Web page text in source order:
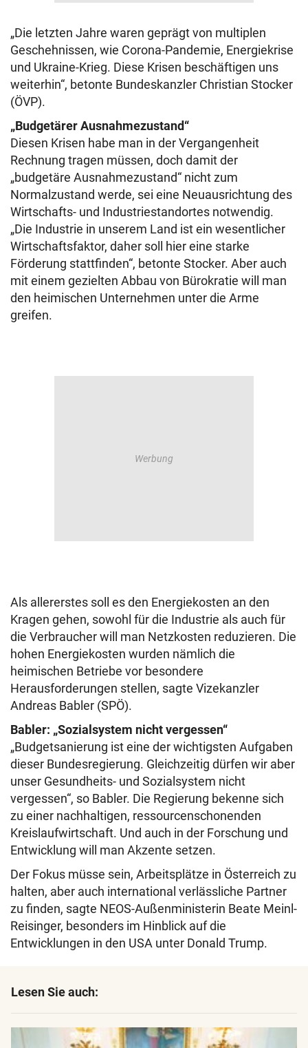
„Die letzten Jahre waren geprägt von multiplen
Geschehnissen, wie Corona-Pandemie, Energiekrise
und Ukraine-Krieg. Diese Krisen beschäftigen uns
weiterhin“, betonte Bundeskanzler Christian Stocker
(ÖVP).
„Budgetärer Ausnahmezustand“
Diesen Krisen habe man in der Vergangenheit
Rechnung tragen müssen, doch damit der
„budgetäre Ausnahmezustand“ nicht zum
Normalzustand werde, sei eine Neuausrichtung des
Wirtschafts- und Industriestandortes notwendig.
„Die Industrie in unserem Land ist ein wesentlicher
Wirtschaftsfaktor, daher soll hier eine starke
Förderung stattfinden“, betonte Stocker. Aber auch
mit einem gezielten Abbau von Bürokratie will man
den heimischen Unternehmen unter die Arme
greifen.
Als allererstes soll es den Energiekosten an den
Kragen gehen, sowohl für die Industrie als auch für
die Verbraucher will man Netzkosten reduzieren. Die
hohen Energiekosten wurden nämlich die
heimischen Betriebe vor besondere
Herausforderungen stellen, sagte Vizekanzler
Andreas Babler (SPÖ).
Babler: „Sozialsystem nicht vergessen“
„Budgetsanierung ist eine der wichtigsten Aufgaben
dieser Bundesregierung. Gleichzeitig dürfen wir aber
unser Gesundheits- und Sozialsystem nicht
vergessen“, so Babler. Die Regierung bekenne sich
zu einer nachhaltigen, ressourcenschonenden
Kreislaufwirtschaft. Und auch in der Forschung und
Entwicklung will man Akzente setzen.
Der Fokus müsse sein, Arbeitsplätze in Österreich zu
halten, aber auch international verlässliche Partner
zu finden, sagte NEOS-Außenministerin Beate Meinl-
Reisinger, besonders im Hinblick auf die
Entwicklungen in den USA unter Donald Trump.
Lesen Sie auch: